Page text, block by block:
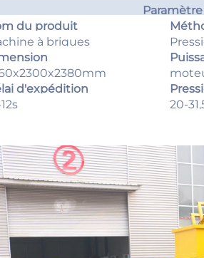
du produit
à briques
HBY5-10
d'expédition
20-